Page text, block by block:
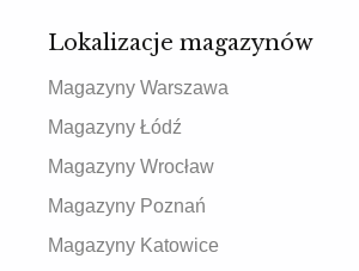
Lokalizacje magazynów
Magazyny Warszawa
Magazyny Łódź
Magazyny Wrocław
Magazyny Poznań
Magazyny Katowice